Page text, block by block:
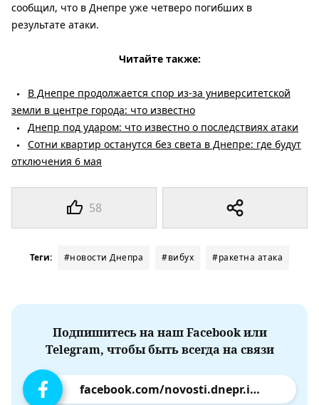
58
сообщил, что в Днепре уже четверо погибших в
результате атаки.
Читайте также:
В Днепре продолжается спор из-за университетской
земли в центре города: что известно
Днепр под ударом: что известно о последствиях атаки
Сотни квартир останутся без света в Днепре: где будут
отключения 6 мая
Теги: #новости Днепра #вибух #ракетна атака
Подпишитесь на наш Facebook или
Telegram, чтобы быть всегда на связи
facebook.com/novosti.dnepr.info